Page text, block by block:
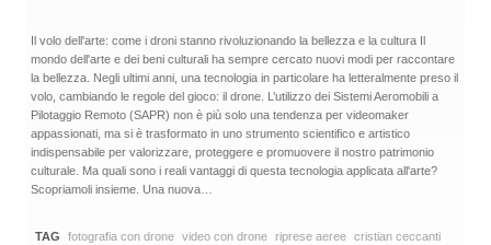
Il volo dell'arte: come i droni stanno rivoluzionando la bellezza e la cultura Il
mondo dell'arte e dei beni culturali ha sempre cercato nuovi modi per raccontare
la bellezza. Negli ultimi anni, una tecnologia in particolare ha letteralmente preso il
volo, cambiando le regole del gioco: il drone. L’utilizzo dei Sistemi Aeromobili a
Pilotaggio Remoto (SAPR) non è più solo una tendenza per videomaker
appassionati, ma si è trasformato in uno strumento scientifico e artistico
indispensabile per valorizzare, proteggere e promuovere il nostro patrimonio
culturale. Ma quali sono i reali vantaggi di questa tecnologia applicata all'arte?
Scopriamoli insieme. Una nuova…
TAG fotografia con drone video con drone riprese aeree cristian ceccanti